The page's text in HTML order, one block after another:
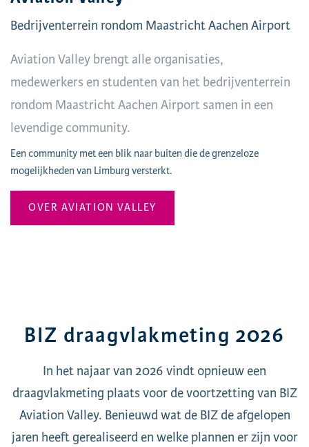
Bedrijventerrein rondom Maastricht Aachen Airport
Aviation Valley brengt alle organisaties,
medewerkers en studenten van het bedrijventerrein
rondom Maastricht Aachen Airport samen in een
levendige community.
Een community met een blik naar buiten die de grenzeloze
mogelijkheden van Limburg versterkt.
OVER AVIATION VALLEY
BIZ draagvlakmeting 2026
In het najaar van 2026 vindt opnieuw een
draagvlakmeting plaats voor de voortzetting van BIZ
Aviation Valley. Benieuwd wat de BIZ de afgelopen
jaren heeft gerealiseerd en welke plannen er zijn voor